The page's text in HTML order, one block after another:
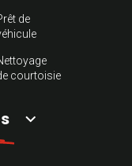
de
courtoisie